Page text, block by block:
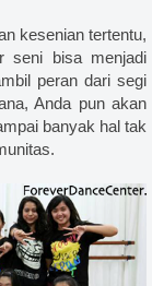
sablon kaos
manado, sablon kaos
kaos serang , sablon
kaos malang, sablon
sablon kaos
kaos manual, sablon
kesenian tertentu,
seni bisa menjadi
peran dari segi
Anda pun akan
banyak hal tak